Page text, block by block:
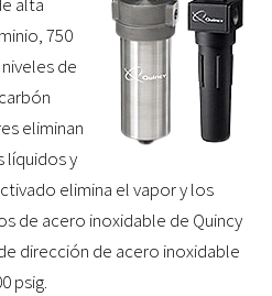
750
de
eliminan
líquidos y
elimina el vapor y los
de acero inoxidable de Quincy
dirección de acero inoxidable
psig.